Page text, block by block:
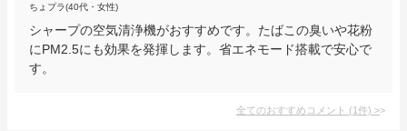
ちょプラ(40代・女性)
シャープの空気清浄機がおすすめです。たばこの臭いや花粉
にPM2.5にも効果を発揮します。省エネモード搭載で安心で
す。
全てのおすすめコメント (1件) >